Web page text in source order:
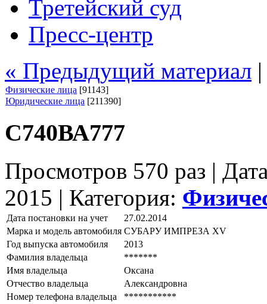
Третейский суд
Пресс-центр
« Предыдущий материал
Физические лица [91143]
Юридические лица [211390]
С740ВА777
Просмотров 570 раз |
2015 | Категория:
Дата постановки на учет
27.02.2014
Марка и модель автомобиля СУБАРУ ИМПРЕЗА ХV
Год выпуска автомобиля
2013
Фамилия владельца
*******
Имя владельца
Оксана
Отчество владельца
Александровна
Номер телефона владельца
***********